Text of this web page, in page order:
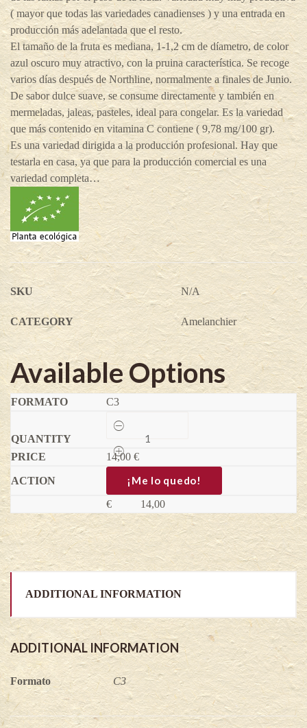
( mayor que todas las variedades canadienses ) y una entrada en
producción más adelantada que el resto.
El tamaño de la fruta es mediana, 1-1,2 cm de díametro, de color
azul oscuro muy atractivo, con la pruina característica. Se recoge
varios días después de Northline, normalmente a finales de Junio.
De sabor dulce suave, se consume directamente y también en
mermeladas, jaleas, pasteles, ideal para congelar. Es la variedad
que más contenido en vitamina C contiene ( 9,78 mg/100 gr).
Es una variedad dirigida a la producción profesional. Hay que
testarla en casa, ya que para la producción comercial es una
variedad completa…
SKU N/A
CATEGORY Amelanchier
Available Options
C3
Amela
Amelanchier
alnifolia
quantity
14,00 €
¡Me lo quedo!
€ 14,00
ADDITIONAL INFORMATION
ADDITIONAL INFORMATION
Formato C3